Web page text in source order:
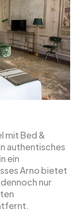
mit Bed &
authentisches
ein
Arno bietet
nur